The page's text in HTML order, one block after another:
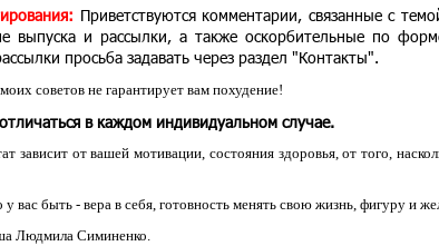
Приветствуются комментарии, связанные с
выпуска и рассылки, а также оскорбительные по
просьба задавать через раздел "Контакты".
советов не гарантирует вам похудение!
в каждом индивидуальном случае.
зависит от вашей мотивации, состояния здоровья, от того,
вас быть - вера в себя, готовность менять свою жизнь, фигуру и
Людмила Симиненко.